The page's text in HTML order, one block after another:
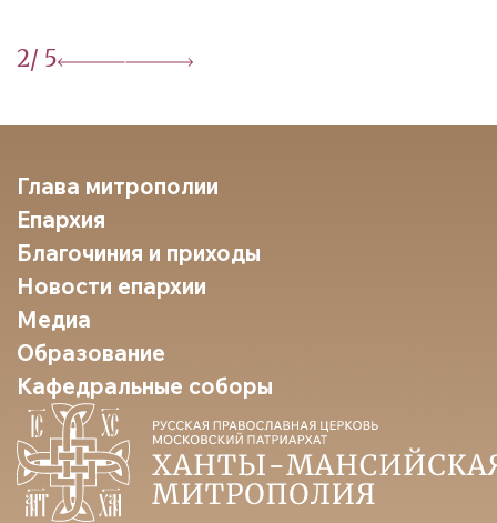
2/ 5
Глава митрополии
Епархия
Благочиния и приходы
Новости епархии
Медиа
Образование
Кафедральные соборы